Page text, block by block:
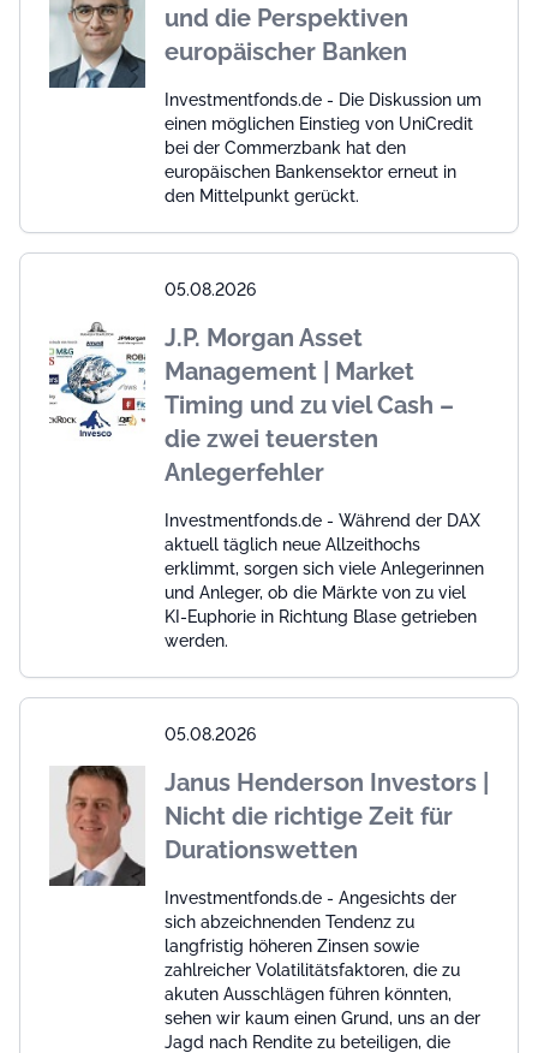
und die Perspektiven
europäischer Banken
Investmentfonds.de - Die Diskussion um
einen möglichen Einstieg von UniCredit
bei der Commerzbank hat den
europäischen Bankensektor erneut in
den Mittelpunkt gerückt.
05.08.2026
J.P. Morgan Asset
Management | Market
Timing und zu viel Cash –
die zwei teuersten
Anlegerfehler
Investmentfonds.de - Während der DAX
aktuell täglich neue Allzeithochs
erklimmt, sorgen sich viele Anlegerinnen
und Anleger, ob die Märkte von zu viel
KI-Euphorie in Richtung Blase getrieben
werden.
05.08.2026
Janus Henderson Investors |
Nicht die richtige Zeit für
Durationswetten
Investmentfonds.de - Angesichts der
sich abzeichnenden Tendenz zu
langfristig höheren Zinsen sowie
zahlreicher Volatilitätsfaktoren, die zu
akuten Ausschlägen führen könnten,
sehen wir kaum einen Grund, uns an der
Jagd nach Rendite zu beteiligen, die